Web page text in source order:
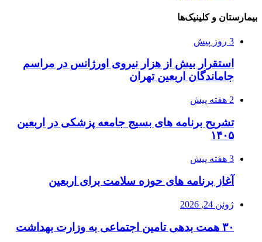
بیمارستان و کلینیک‌ها
3 روز پیش
استقرار بیش از هزار نیروی اورژانس در مراسم
جاماندگان اربعین تهران
2 هفته پیش
تشریح برنامه های بسیج جامعه پزشکی در اربعین
۱۴۰۵
3 هفته پیش
آغاز برنامه های حوزه سلامت برای اربعین
ژوئن 24, 2026
۳۰ همت بدهی تامین اجتماعی به وزارت بهداشت